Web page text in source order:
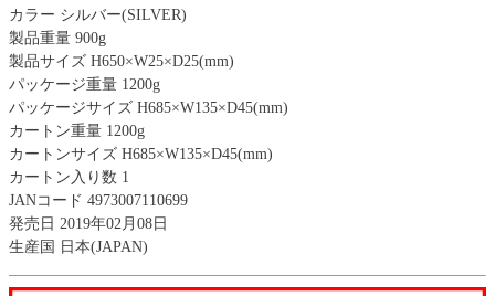
カラー シルバー(SILVER)
製品重量 900g
製品サイズ H650×W25×D25(mm)
パッケージ重量 1200g
パッケージサイズ H685×W135×D45(mm)
カートン重量 1200g
カートンサイズ H685×W135×D45(mm)
カートン入り数 1
JANコード 4973007110699
発売日 2019年02月08日
生産国 日本(JAPAN)